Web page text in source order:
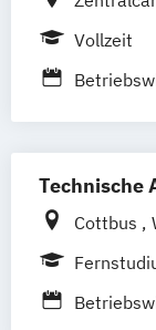
Campus
Vollzeit
Technische
Cottbus